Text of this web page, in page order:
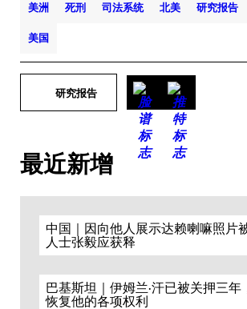
美洲 死刑 司法系统 北美 研究报告
美国
研究报告
最近新增
中国｜因向他人展示达赖喇嘛照片
人士张毅应获释
巴基斯坦｜伊姆兰·汗已被关押三年
恢复他的各项权利